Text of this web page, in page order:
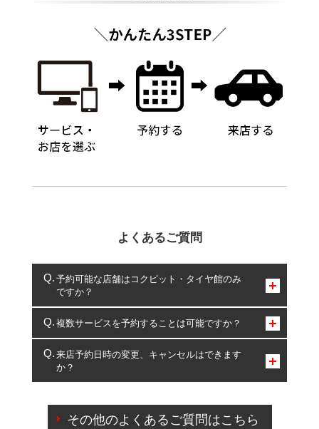
よくあるご質問
予約可能な店舗はコクピット・タイヤ館のみ
ですか？
コクピット・タイヤ館のみとなります。
複数サービスを予約することは可能ですか？
複数サービスのご予約は可能です。
一部の商品・サービスの組み合わせに限り、同時にご予約が
出来ないものもございます。
来店予約日時の変更、キャンセルはできます
か？
ご来店予約日の3営業日前を過ぎている場合のご予約
その他のよくあるご質問はこちら